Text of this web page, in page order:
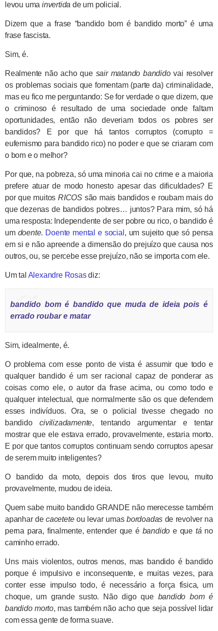
levou uma invertida de um policial.
Dizem que a frase “bandido bom é bandido morto” é uma
frase fascista.
Sim, é.
Realmente não acho que sair matando bandidovai resolver
os problemas sociais que fomentam (parte da) criminalidade,
mas eu fico me perguntando: Se for verdade o que dizem, que
o criminoso é resultado de uma sociedade onde faltam
oportunidades, então não deveriam todos os pobres ser
bandidos? E por que há tantos corruptos (corrupto =
eufemismo para bandido rico) no poder e que se criaram com
o bom e o melhor?
Por que, na pobreza, só uma minoria cai no crime e a maioria
prefere atuar de modo honesto apesar das dificuldades? E
por que muitos RICOS são mais bandidos e roubam mais do
que dezenas de bandidos pobres… juntos? Para mim, só há
uma resposta: Independente de ser pobre ou rico, o bandido é
um doente. Doente mental e social , um sujeito que só pensa
em si e não apreende a dimensão do prejuízo que causa nos
outros, ou, se percebe esse prejuízo, não se importa com ele.
Um tal Alexandre Rosasdiz:
bandido bom é bandido que muda de ideia pois é
errado roubar e matar
Sim, idealmente, é.
O problema com esse ponto de vista é assumir que todo e
qualquer bandido é um ser racional capaz de ponderar as
coisas como ele, o autor da frase acima, ou como todo e
qualquer intelectual, que normalmente são os que defendem
esses indivíduos. Ora, se o policial tivesse chegado no
bandidocivilizadamente, tentando argumentar e tentar
mostrar que ele estava errado, provavelmente, estaria morto.
E por que tantos corruptos continuam sendo corruptos apesar
de serem muito inteligentes?
O bandido da moto, depois dos tiros que levou, muito
provavelmente, mudou de ideia.
Quem sabe muito bandido GRANDE não merecesse também
apanhar decaceteteou levar umas bordoadas de revolver na
perna para, finalmente, entender que é bandido e que tá no
caminho errado.
Uns mais violentos, outros menos, mas bandido é bandido
porque é impulsivo e inconsequente, e muitas vezes, para
conter esse impulso todo, é necessário a força física, um
choque, um grande susto. Não digo que bandido bom é
bandido morto, mas também não acho que seja possível lidar
com essa gente de forma suave.